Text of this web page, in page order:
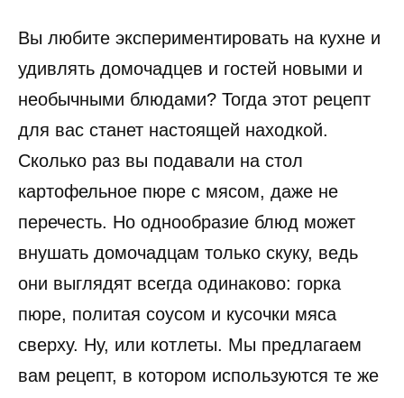
Вы любите экспериментировать на кухне и
удивлять домочадцев и гостей новыми и
необычными блюдами? Тогда этот рецепт
для вас станет настоящей находкой.
Сколько раз вы подавали на стол
картофельное пюре с мясом, даже не
перечесть. Но однообразие блюд может
внушать домочадцам только скуку, ведь
они выглядят всегда одинаково: горка
пюре, политая соусом и кусочки мяса
сверху. Ну, или котлеты. Мы предлагаем
вам рецепт, в котором используются те же